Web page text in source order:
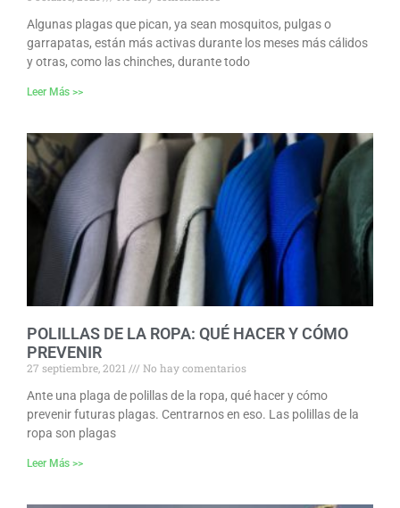
Algunas plagas que pican, ya sean mosquitos, pulgas o
garrapatas, están más activas durante los meses más cálidos
y otras, como las chinches, durante todo
Leer Más >>
POLILLAS DE LA ROPA: QUÉ HACER Y CÓMO
PREVENIR
27 septiembre, 2021
No hay comentarios
Ante una plaga de polillas de la ropa, qué hacer y cómo
prevenir futuras plagas. Centrarnos en eso. Las polillas de la
ropa son plagas
Leer Más >>